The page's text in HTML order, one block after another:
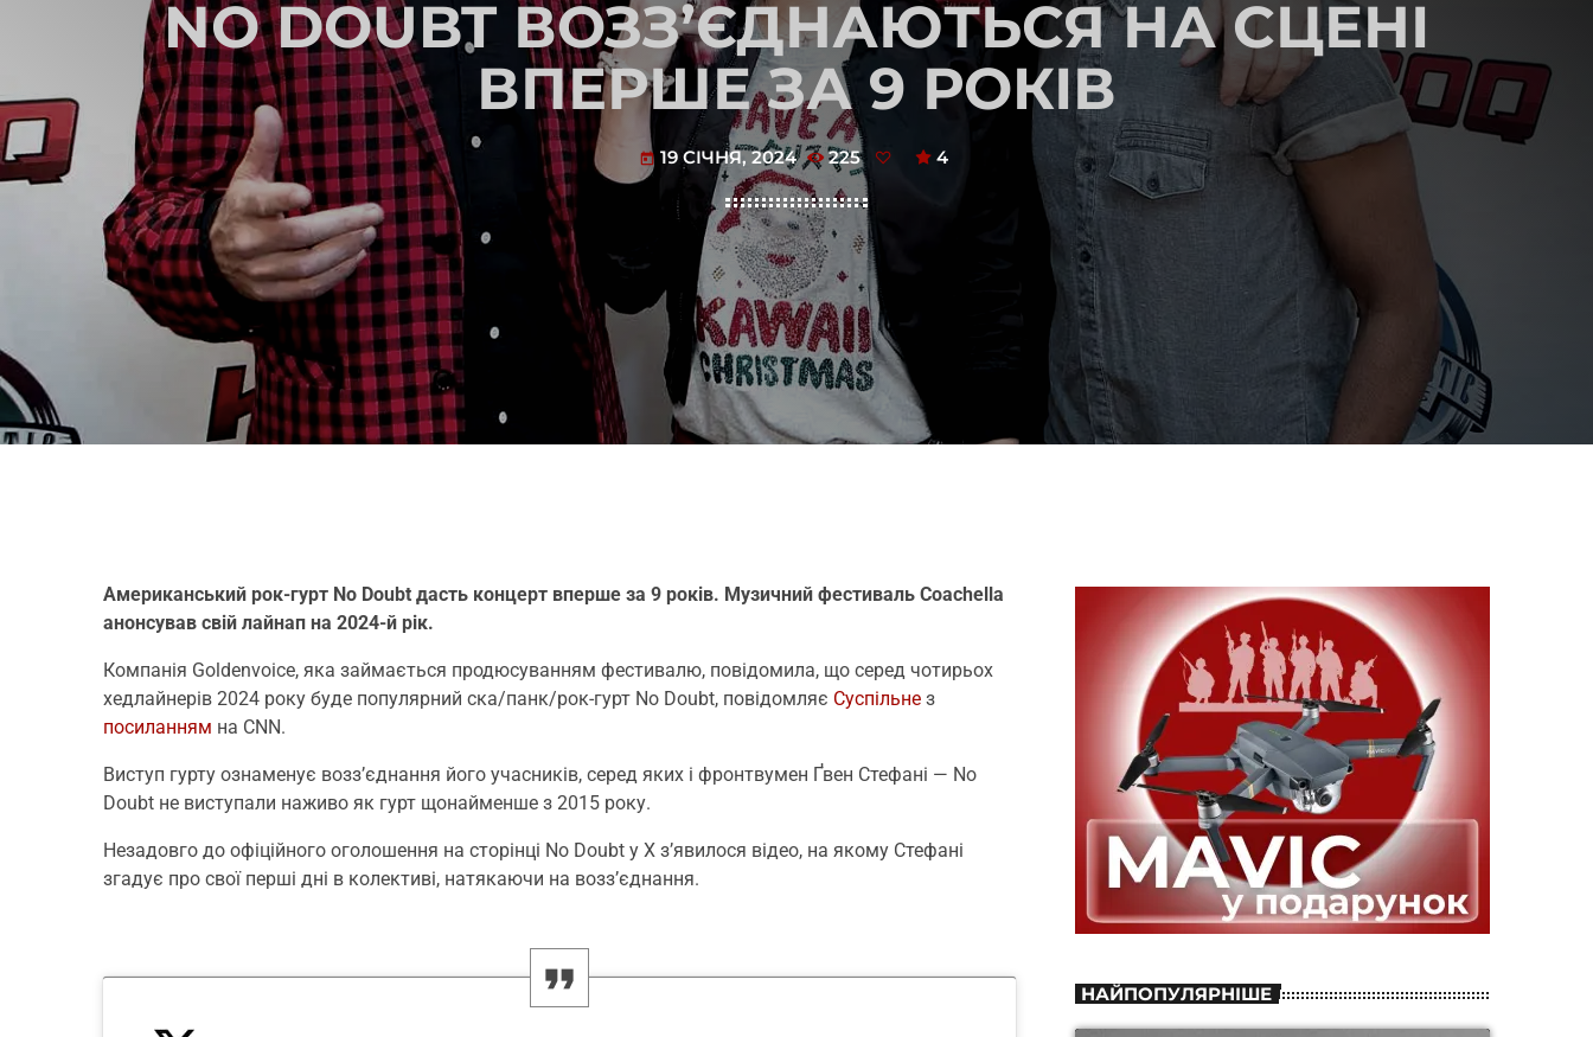
NO DOUBT ВОЗЗ’ЄДНАЮТЬСЯ НА СЦЕНІ
ВПЕРШЕ ЗА 9 РОКІВ
today 19 СІЧНЯ, 2024 225 4
Американський рок-гурт No Doubt дасть концерт вперше за 9 років. Музичний фестиваль Coachella
анонсував свій лайнап на 2024-й рік.
Компанія Goldenvoice, яка займається продюсуванням фестивалю, повідомила, що серед чотирьох
хедлайнерів 2024 року буде популярний ска/панк/рок-гурт No Doubt, повідомляє Суспільне з
посиланням на CNN.
Виступ гурту ознаменує возз’єднання його учасників, серед яких і фронтвумен Ґвен Стефані — No
Doubt не виступали наживо як гурт щонайменше з 2015 року.
Незадовго до офіційного оголошення на сторінці No Doubt у X з’явилося відео, на якому Стефані
згадує про свої перші дні в колективі, натякаючи на возз’єднання.
НАЙПОПУЛЯРНІШЕ